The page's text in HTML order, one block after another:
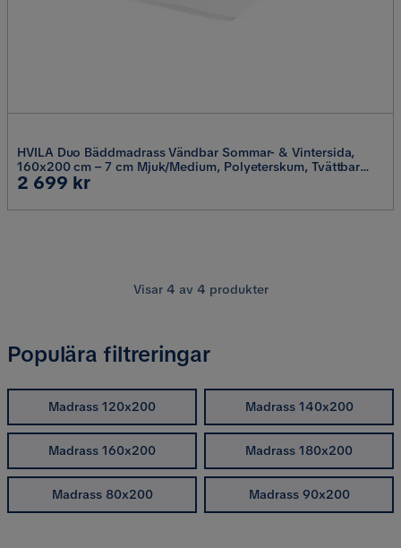
HVILA Duo Bäddmadrass Vändbar Sommar- & Vintersida,
160x200 cm – 7 cm Mjuk/Medium, Polyeterskum, Tvättbar
Klädsel
Pris
2 699 kr
Visar 4 av 4 produkter
Populära filtreringar
Madrass 120x200 Madrass 140x200
Madrass 160x200 Madrass 180x200
Madrass 80x200 Madrass 90x200